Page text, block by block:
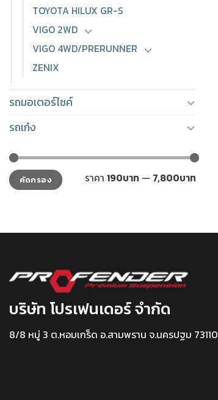
TOYOTA HILUX GR-S
VIGO 2WD
VIGO 4WD/PRERUNNER
ZENIX
รถมอเตอร์ไซค์
รถเก๋ง
ราคา
ต่ำ
สุด
ราคา
สูงสุดคัดกรอง ราคา 190บาท — 7,800บาท
บริษัท โปรเฟนเดอร์ จำกัด
8/8 หมู่ 3 ต.หอมเกร็ด อ.สามพราน จ.นครปฐม 73110